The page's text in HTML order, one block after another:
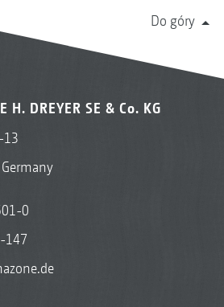
Do góry
H. DREYER SE & Co. KG
13
0
147